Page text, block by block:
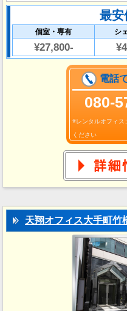
最安
個室・専有 シ
¥27,800-
電話
080-
※レンタルオフィス
ください
天翔オフィス大手町竹